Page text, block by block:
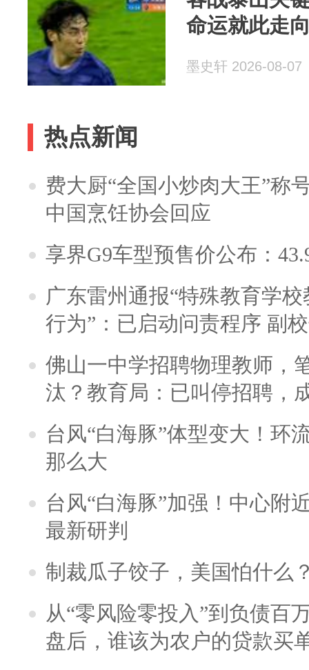
命运就此走
墨史轩 2026-08-07
热点新闻
费大厨“全国小炒肉大王”称
中国烹饪协会回应
享界G9车型预售价公布：
广东雷州通报“特殊教育学
行为”：已启动问责程序 副
佛山一中学招聘物理教师，
汰？教育局：已叫停招聘，
台风“白海豚”体型变大！环
那么大
台风“白海豚”加强！中心附
最新研判
制裁瓜子饺子，美国怕什么
从“零风险零投入”到负债百
盘后，谁该为农户的贷款买